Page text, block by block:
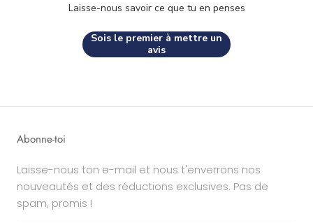
Laisse-nous savoir ce que tu en penses
Sois le premier à mettre un
avis
Abonne-toi
Laisse-nous ton e-mail et nous t'enverrons nos
nouveautés et des réductions exclusives. Pas de
spam, promis !